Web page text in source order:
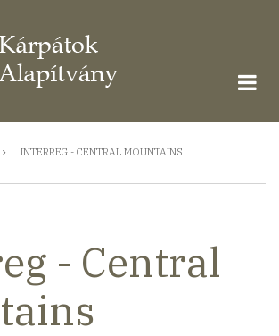
INTERREG - CENTRAL MOUNTAINS
- Central